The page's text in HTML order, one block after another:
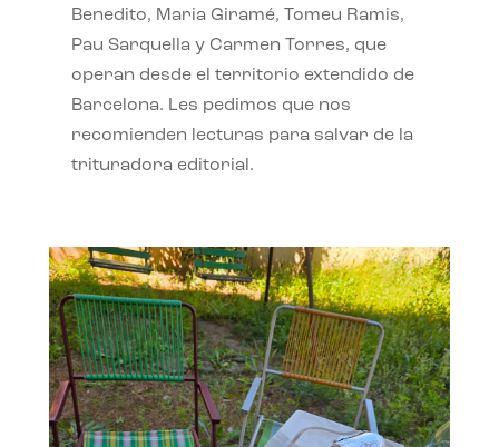
Benedito, Maria Giramé, Tomeu Ramis,
Pau Sarquella y Carmen Torres, que
operan desde el territorio extendido de
Barcelona. Les pedimos que nos
recomienden lecturas para salvar de la
trituradora editorial.